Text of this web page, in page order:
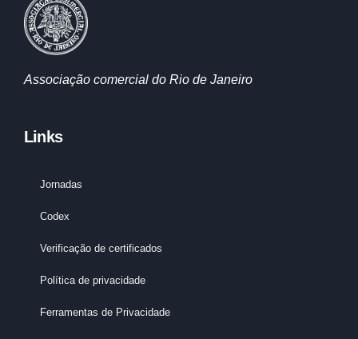
Associação comercial do Rio de Janeiro
Links
Jornadas
Codex
Verificação de certificados
Política de privacidade
Ferramentas de Privacidade